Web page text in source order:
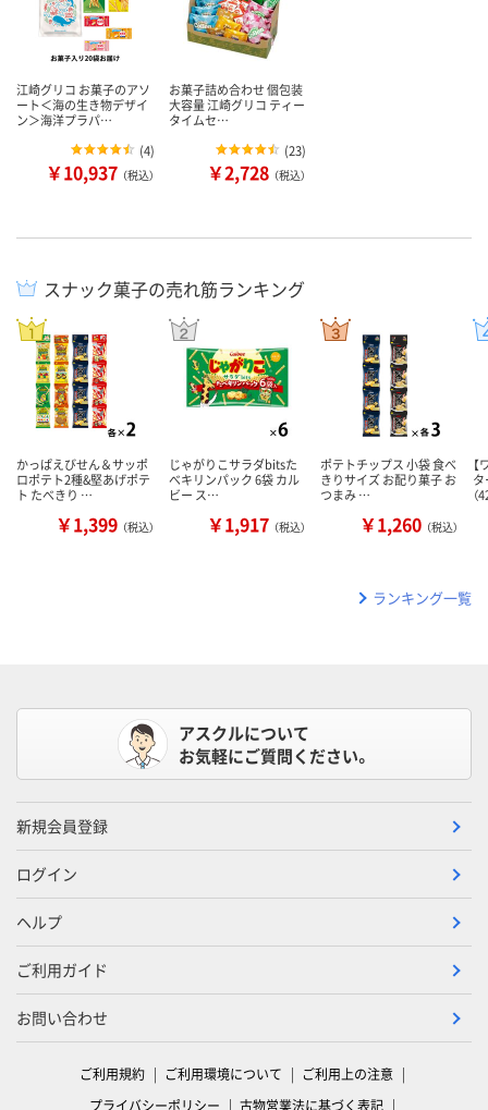
江崎グリコ お菓子のアソ
ート＜海の生き物デザイ
ン＞海洋プラパ…
(4)
￥10,937 （税込）
お菓子詰め合わせ 個包装
大容量 江崎グリコ ティー
タイムセ…
(23)
￥2,728 （税込）
スナック菓子の売れ筋ランキング
かっぱえびせん＆サッポ
ロポテト2種&堅あげポテ
ト たべきり …
￥1,399 （税込）
じゃがりこサラダbitsた
べキリンパック 6袋 カル
ビー ス…
￥1,917 （税込）
ポテトチップス 小袋 食べ
きりサイズ お配り菓子 お
つまみ …
￥1,260 （税込）
ランキング一覧
アスクルについて
お気軽にご質問ください。
新規会員登録
ログイン
ヘルプ
ご利用ガイド
お問い合わせ
ご利用規約 ご利用環境について
ご利用上の注意
プライバシーポリシー
古物営業法に基づく表記